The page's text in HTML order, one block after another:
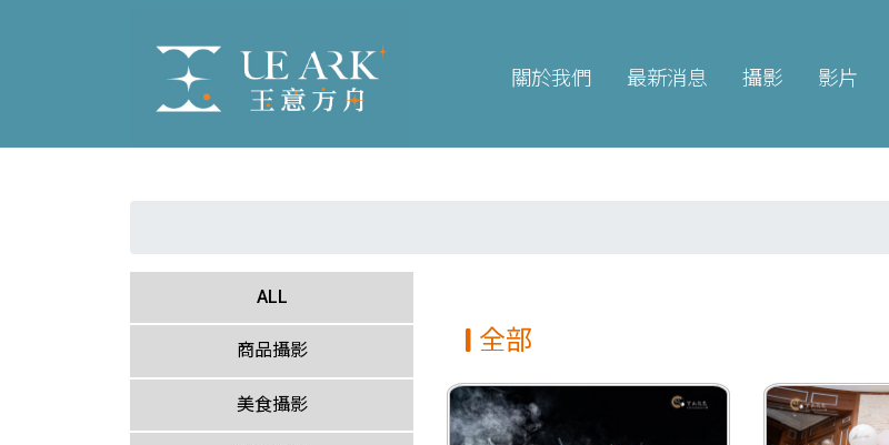
關於我們 最新消息 攝影 影片
ALL
商品攝影
美食攝影
全部